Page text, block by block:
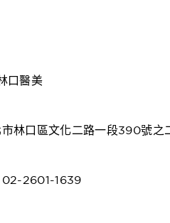
口醫美
林口區文化二路一段390號之
02-2601-1639